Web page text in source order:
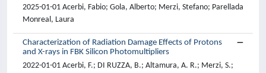
2025-01-01 Acerbi, Fabio; Gola, Alberto; Merzi, Stefano; Parellada
Monreal, Laura
Characterization of Radiation Damage Effects of Protons
and X-rays in FBK Silicon Photomultipliers
2022-01-01 Acerbi, F.; DI RUZZA, B.; Altamura, A. R.; Merzi, S.;